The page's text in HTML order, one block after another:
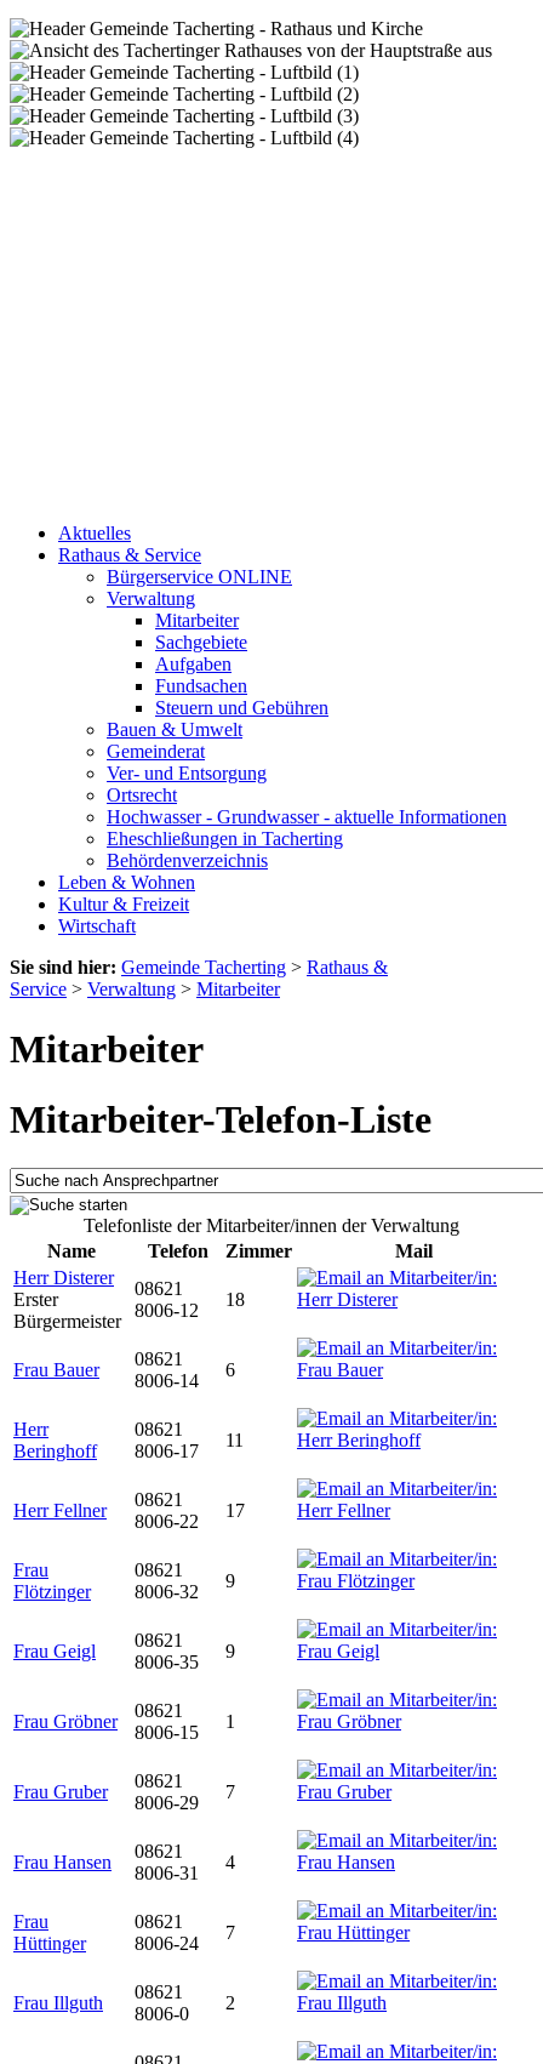
Aktuelles
Rathaus & Service
Bürgerservice ONLINE
Verwaltung
Mitarbeiter
Sachgebiete
Aufgaben
Fundsachen
Steuern und Gebühren
Bauen & Umwelt
Gemeinderat
Ver- und Entsorgung
Ortsrecht
Hochwasser - Grundwasser - aktuelle Informationen
Eheschließungen in Tacherting
Behördenverzeichnis
Leben & Wohnen
Kultur & Freizeit
Wirtschaft
Sie sind hier: Gemeinde Tacherting > Rathaus &
Service > Verwaltung > Mitarbeiter
Mitarbeiter
Mitarbeiter-Telefon-Liste
Telefonliste der Mitarbeiter/innen der Verwaltung
Name
Telefon Zimmer
Mail
Herr Disterer
Erster
Bürgermeister
08621
8006-12
18
Frau Bauer
08621
8006-14
6
Herr
Beringhoff
08621
8006-17
11
Herr Fellner
08621
8006-22
17
Frau
Flötzinger
08621
8006-32
9
Frau Geigl
08621
8006-35
9
Frau Gröbner
08621
8006-15
1
Frau Gruber
08621
8006-29
7
Frau Hansen
08621
8006-31
4
Frau
Hüttinger
08621
8006-24
7
Frau Illguth
08621
8006-0
2